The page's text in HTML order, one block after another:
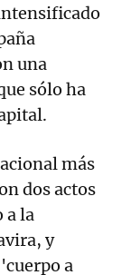
una
sólo ha
más
dos actos
a la
y
a